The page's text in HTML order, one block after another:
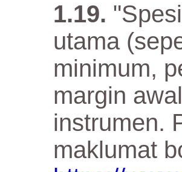
utama
minimum,
margin
instrumen.
maklumat